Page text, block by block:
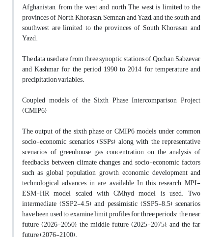
Afghanistan, from the west and north The west is limited to the
provinces of North Khorasan, Semnan and Yazd, and the south and
southwest are limited to the provinces of South Khorasan and
Yazd.
The data used are from three synoptic stations of Qochan, Sabzevar
and Kashmar for the period 1990 to 2014 for temperature and
precipitation variables.
Coupled models of the Sixth Phase Intercomparison Project
(CMIP6)
The output of the sixth phase or CMIP6 models under common
socio-economic scenarios (SSPs) along with the representative
scenarios of greenhouse gas concentration on the analysis of
feedbacks between climate changes and socio-economic factors
such as global population growth, economic development and
technological advances in are available In this research, MPI-
ESM-HR model scaled with CMhyd model is used. Two
intermediate (SSP2-4.5) and pessimistic (SSP5-8.5) scenarios
have been used to examine limit profiles for three periods: the near
future (2026-2050), the middle future (2025-2075), and the far